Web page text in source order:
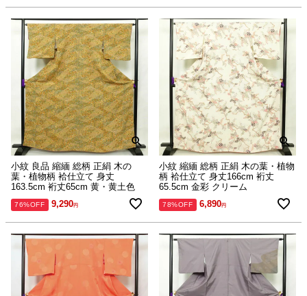
小紋 良品 縮緬 総柄 正絹 木の
葉・植物柄 袷仕立て 身丈
163.5cm 裄丈65cm 黄・黄土色
76%OFF 9,290
小紋 縮緬 総柄 正絹 木の葉・植物
柄 袷仕立て 身丈166cm 裄丈
65.5cm 金彩 クリーム
78%OFF 6,890